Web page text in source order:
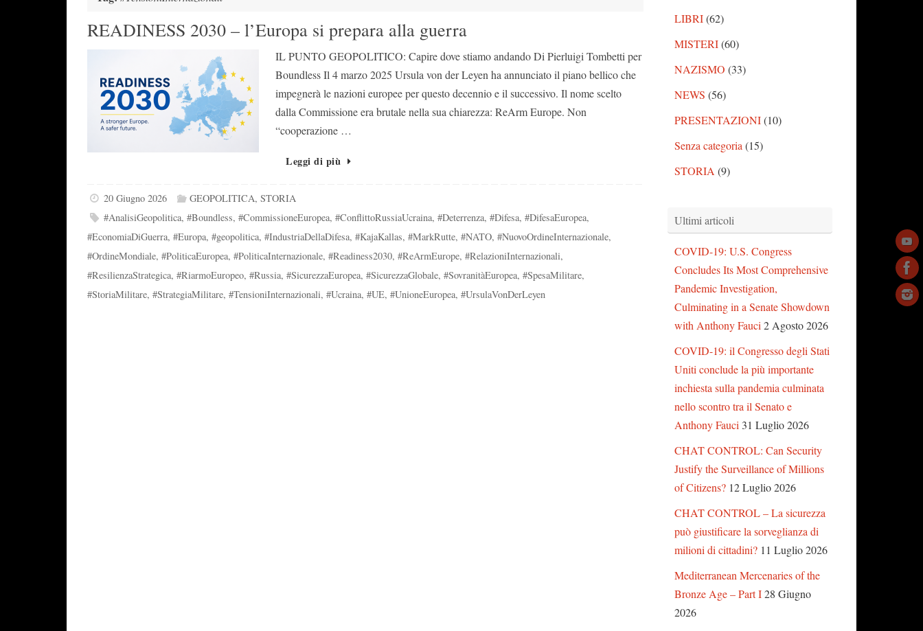
READINESS 2030 – l’Europa si prepara alla guerra
IL PUNTO GEOPOLITICO: Capire dove stiamo andando Di Pierluigi Tombetti per
Boundless Il 4 marzo 2025 Ursula von der Leyen ha annunciato il piano bellico che
impegnerà le nazioni europee per questo decennio e il successivo. Il nome scelto
dalla Commissione era brutale nella sua chiarezza: ReArm Europe. Non
“cooperazione …
Leggi di più
20 Giugno 2026 GEOPOLITICA, STORIA
#AnalisiGeopolitica,#Boundless,#CommissioneEuropea,#ConflittoRussiaUcraina,#Deterrenza,#Difesa,#DifesaEuropea,
#EconomiaDiGuerra, #Europa, #geopolitica, #IndustriaDellaDifesa, #KajaKallas, #MarkRutte, #NATO, #NuovoOrdineInternazionale,
#OrdineMondiale, #PoliticaEuropea, #PoliticaInternazionale, #Readiness2030, #ReArmEurope, #RelazioniInternazionali,
#ResilienzaStrategica, #RiarmoEuropeo, #Russia, #SicurezzaEuropea, #SicurezzaGlobale, #SovranitàEuropea, #SpesaMilitare,
#StoriaMilitare, #StrategiaMilitare, #TensioniInternazionali, #Ucraina, #UE, #UnioneEuropea, #UrsulaVonDerLeyen
LIBRI(62)
MISTERI(60)
NAZISMO (33)
NEWS (56)
PRESENTAZIONI(10)
Senza categoria (15)
STORIA (9)
Ultimi articoli
COVID-19: U.S. Congress
Concludes Its Most Comprehensive
Pandemic Investigation,
Culminating in a Senate Showdown
with Anthony Fauci 2 Agosto 2026
COVID-19: il Congresso degli Stati
Uniti conclude la più importante
inchiesta sulla pandemia culminata
nello scontro tra il Senato e
Anthony Fauci 31 Luglio 2026
CHAT CONTROL: Can Security
Justify the Surveillance of Millions
of Citizens? 12 Luglio 2026
CHAT CONTROL – La sicurezza
può giustificare la sorveglianza di
milioni di cittadini? 11 Luglio 2026
Mediterranean Mercenaries of the
Bronze Age – Part I28 Giugno
2026